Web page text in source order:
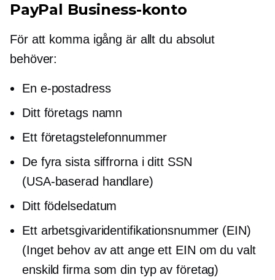
PayPal Business-konto
För att komma igång är allt du absolut
behöver:
En e-postadress
Ditt företags namn
Ett företagstelefonnummer
De fyra sista siffrorna i ditt SSN
(USA-baserad handlare)
Ditt födelsedatum
Ett arbetsgivaridentifikationsnummer (EIN)
(Inget behov av att ange ett EIN om du valt
enskild firma som din typ av företag)